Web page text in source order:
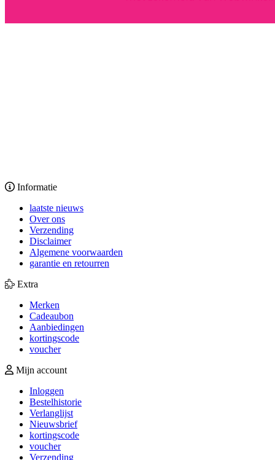
Informatie
laatste nieuws
Over ons
Verzending
Disclaimer
Algemene voorwaarden
garantie en retourren
Extra
Merken
Cadeaubon
Aanbiedingen
kortingscode
voucher
Mijn account
Inloggen
Bestelhistorie
Verlanglijst
Nieuwsbrief
kortingscode
voucher
Verzending